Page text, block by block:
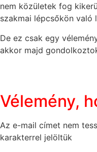
nem közületek fog
szakmai lépcsőkön való
De ez csak egy
akkor majd
Vélemény,
Az e-mail címet nem
karakterrel jelöltük